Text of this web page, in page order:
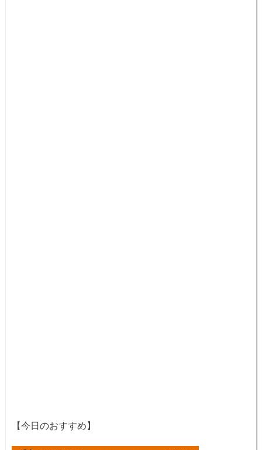
【今日のおすすめ】